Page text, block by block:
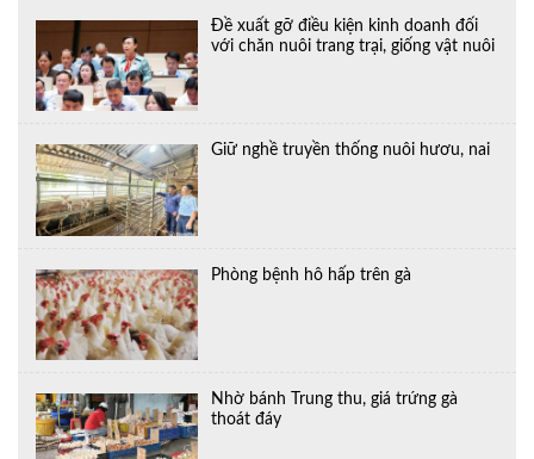
Đề xuất gỡ điều kiện kinh doanh đối
với chăn nuôi trang trại, giống vật nuôi
Giữ nghề truyền thống nuôi hươu, nai
Phòng bệnh hô hấp trên gà
Nhờ bánh Trung thu, giá trứng gà
thoát đáy